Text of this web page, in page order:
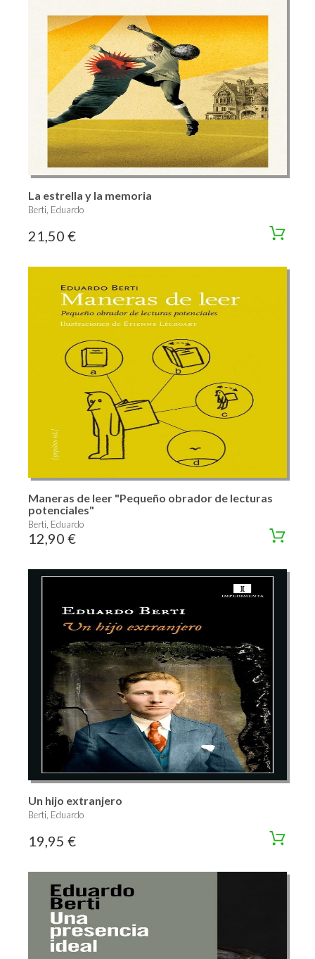
La estrella y la memoria
Berti, Eduardo
21,50 €
Maneras de leer "Pequeño obrador de lecturas
potenciales"
Berti, Eduardo
12,90 €
Un hijo extranjero
Berti, Eduardo
19,95 €